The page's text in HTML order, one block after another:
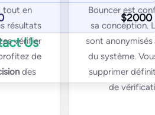
$2000
Us
SpamAssassin
tout en
résultats
vérifier
de
des
Bouncer est
sa conception.
sont
du système.
supprimer
de